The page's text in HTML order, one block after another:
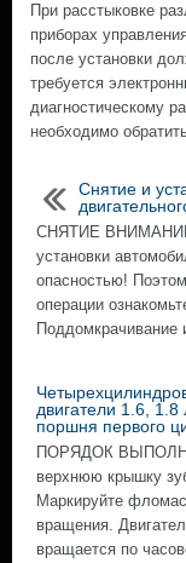
При расстыковке
приборах
после установки
требуется
диагностическому
необходимо
Снятие и
СНЯТИЕ ВНИМАНИЕ
установки
опасностью!
операции
двигатели 1.6, 1.8
поршня первого
ПОРЯДОК
верхнюю крышку
Маркируйте
вращения.
вращается по